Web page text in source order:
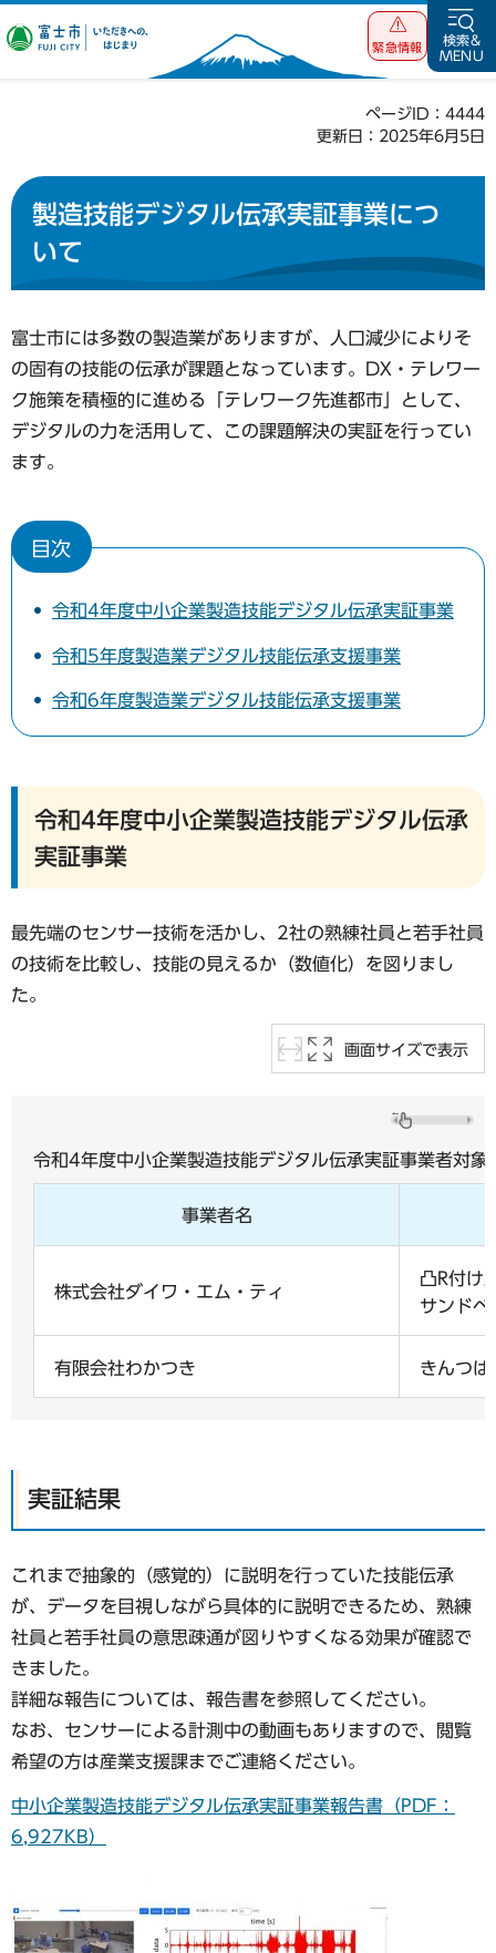
富士市 いただ
緊急情報
検索&
MENU
ページID：4444
更新日：2025年6月5日
製造技能デジタル伝承実証事業につ
いて
富士市には多数の製造業がありますが、人口減少によりそ
の固有の技能の伝承が課題となっています。DX・テレワー
ク施策を積極的に進める「テレワーク先進都市」として、
デジタルの力を活用して、この課題解決の実証を行ってい
ます。
目次
令和4年度中小企業製造技能デジタル伝承実証事業
令和5年度製造業デジタル技能伝承支援事業
令和6年度製造業デジタル技能伝承支援事業
令和4年度中小企業製造技能デジタル伝承
実証事業
最先端のセンサー技術を活かし、2社の熟練社員と若手社員
の技術を比較し、技能の見えるか（数値化）を図りまし
た。
画面サイズで表示
令和4年度中小企業製造技能デジタル伝承実証事業者対象
事業者名
株式会社ダイワ・エム・ティ
凸R付け
サンドペ
有限会社わかつき きんつば
実証結果
これまで抽象的（感覚的）に説明を行っていた技能伝承
が、データを目視しながら具体的に説明できるため、熟練
社員と若手社員の意思疎通が図りやすくなる効果が確認で
きました。
詳細な報告については、報告書を参照してください。
なお、センサーによる計測中の動画もありますので、閲覧
希望の方は産業支援課までご連絡ください。
中小企業製造技能デジタル伝承実証事業報告書（PDF：
6,927KB）